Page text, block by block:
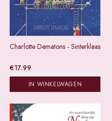
Charlotte Dematons - Sinterklaas
€17.99
IN WINKELWAGEN